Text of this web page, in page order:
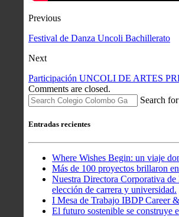
Previous
Festival de Danza Uncoli Bachillerato
Next
Participación UNCOLI DE ARTES
Comments are closed.
Search
Entradas recientes
Where Wishes Begin: un viaje
Más de 100 proyectos brillaron
Nuestra Directora Corporativa
elección de carrera y universidad.
I Mesa de Trabajo IBDP Career
El futuro sostenible se construye